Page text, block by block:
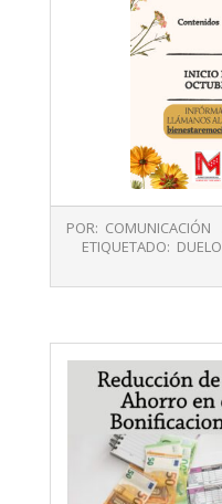
08-
POR: COMUNICACIÓN
ETIQUETADO: DUELO